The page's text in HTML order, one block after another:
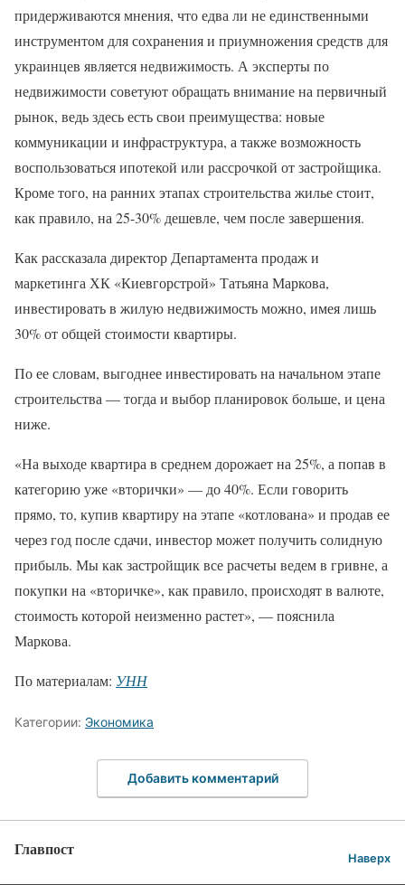
придерживаются мнения, что едва ли не единственными
инструментом для сохранения и приумножения средств для
украинцев является недвижимость. А эксперты по
недвижимости советуют обращать внимание на первичный
рынок, ведь здесь есть свои преимущества: новые
коммуникации и инфраструктура, а также возможность
воспользоваться ипотекой или рассрочкой от застройщика.
Кроме того, на ранних этапах строительства жилье стоит,
как правило, на 25-30% дешевле, чем после завершения.
Как рассказала директор Департамента продаж и
маркетинга ХК «Киевгорстрой» Татьяна Маркова,
инвестировать в жилую недвижимость можно, имея лишь
30% от общей стоимости квартиры.
По ее словам, выгоднее инвестировать на начальном этапе
строительства — тогда и выбор планировок больше, и цена
ниже.
«На выходе квартира в среднем дорожает на 25%, а попав в
категорию уже «вторички» — до 40%. Если говорить
прямо, то, купив квартиру на этапе «котлована» и продав ее
через год после сдачи, инвестор может получить солидную
прибыль. Мы как застройщик все расчеты ведем в гривне, а
покупки на «вторичке», как правило, происходят в валюте,
стоимость которой неизменно растет», — пояснила
Маркова.
По материалам: УНН
Категории: Экономика
Добавить комментарий
Главпост Наверх